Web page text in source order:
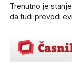
Trenutno je
da tudi prevodi